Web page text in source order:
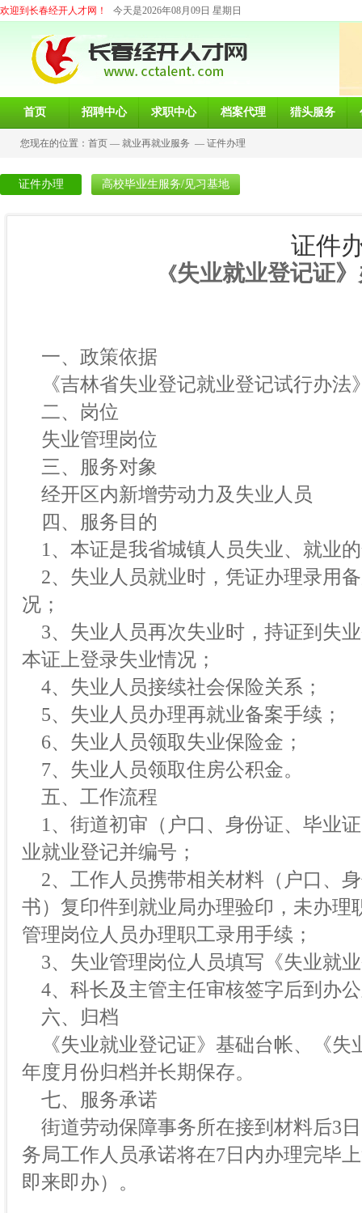
欢迎到长春经开人才网！ 今天是2026年08月09日 星期日
首页 招聘中心 求职中心 档案代理 猎头服务
您现在的位置： 首页 — 就业再就业服务 — 证件办理
证件办理 高校毕业生服务/见习基地
证件
《失业就业登记证
一、政策依据
《吉林省失业登记就业登记试行办法
二、岗位
失业管理岗位
三、服务对象
经开区内新增劳动力及失业人员
四、服务目的
1、本证是我省城镇人员失业、就业
2、失业人员就业时，凭证办理录用
况；
3、失业人员再次失业时，持证到失
本证上登录失业情况；
4、失业人员接续社会保险关系；
5、失业人员办理再就业备案手续；
6、失业人员领取失业保险金；
7、失业人员领取住房公积金。
五、工作流程
1、街道初审（户口、身份证、毕业
业就业登记并编号；
2、工作人员携带相关材料（户口、
书）复印件到就业局办理验印，未办
管理岗位人员办理职工录用手续；
3、失业管理岗位人员填写《失业就
4、科长及主管主任审核签字后到办
六、归档
《失业就业登记证》基础台帐、《失
年度月份归档并长期保存。
七、服务承诺
街道劳动保障事务所在接到材料后3
务局工作人员承诺将在7日内办理完毕
即来即办）。